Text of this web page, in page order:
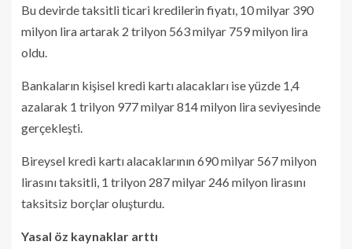
Bu devirde taksitli ticari kredilerin fiyatı, 10 milyar 390
milyon lira artarak 2 trilyon 563 milyar 759 milyon lira
oldu.
Bankaların kişisel kredi kartı alacakları ise yüzde 1,4
azalarak 1 trilyon 977 milyar 814 milyon lira seviyesinde
gerçekleşti.
Bireysel kredi kartı alacaklarının 690 milyar 567 milyon
lirasını taksitli, 1 trilyon 287 milyar 246 milyon lirasını
taksitsiz borçlar oluşturdu.
Yasal öz kaynaklar arttı